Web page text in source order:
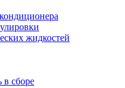
жидкостей
в сборе